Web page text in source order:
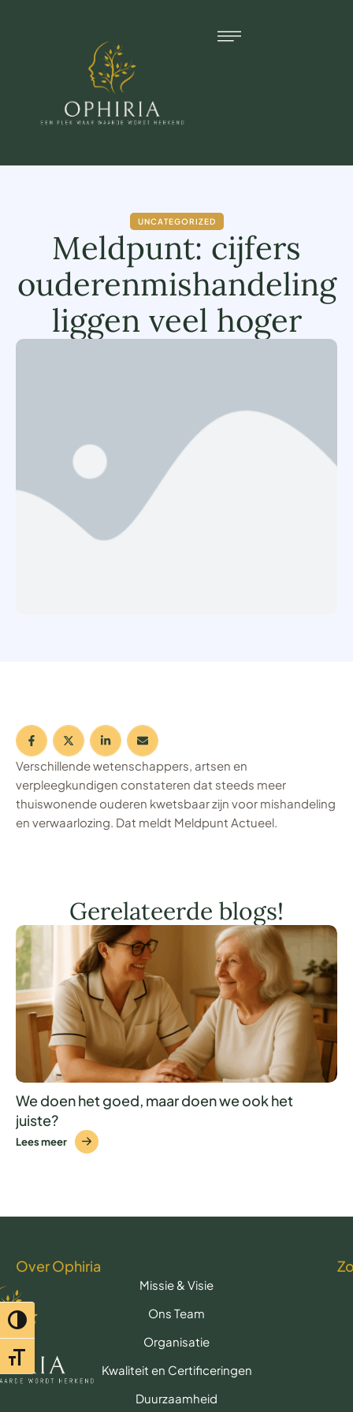
Toggle hoog contrast
Toggle lettertypegrootte
UNCATEGORIZED
Meldpunt: cijfers
ouderenmishandeling
liggen veel hoger
Verschillende wetenschappers, artsen en
verpleegkundigen constateren dat steeds meer
thuiswonende ouderen kwetsbaar zijn voor mishandeling
en verwaarlozing. Dat meldt Meldpunt Actueel.
Gerelateerde blogs!
We doen het goed, maar doen we ook het
juiste?
Lees meer
Over Ophiria
Missie & Visie
Ons Team
Organisatie
Kwaliteit en Certificeringen
Duurzaamheid